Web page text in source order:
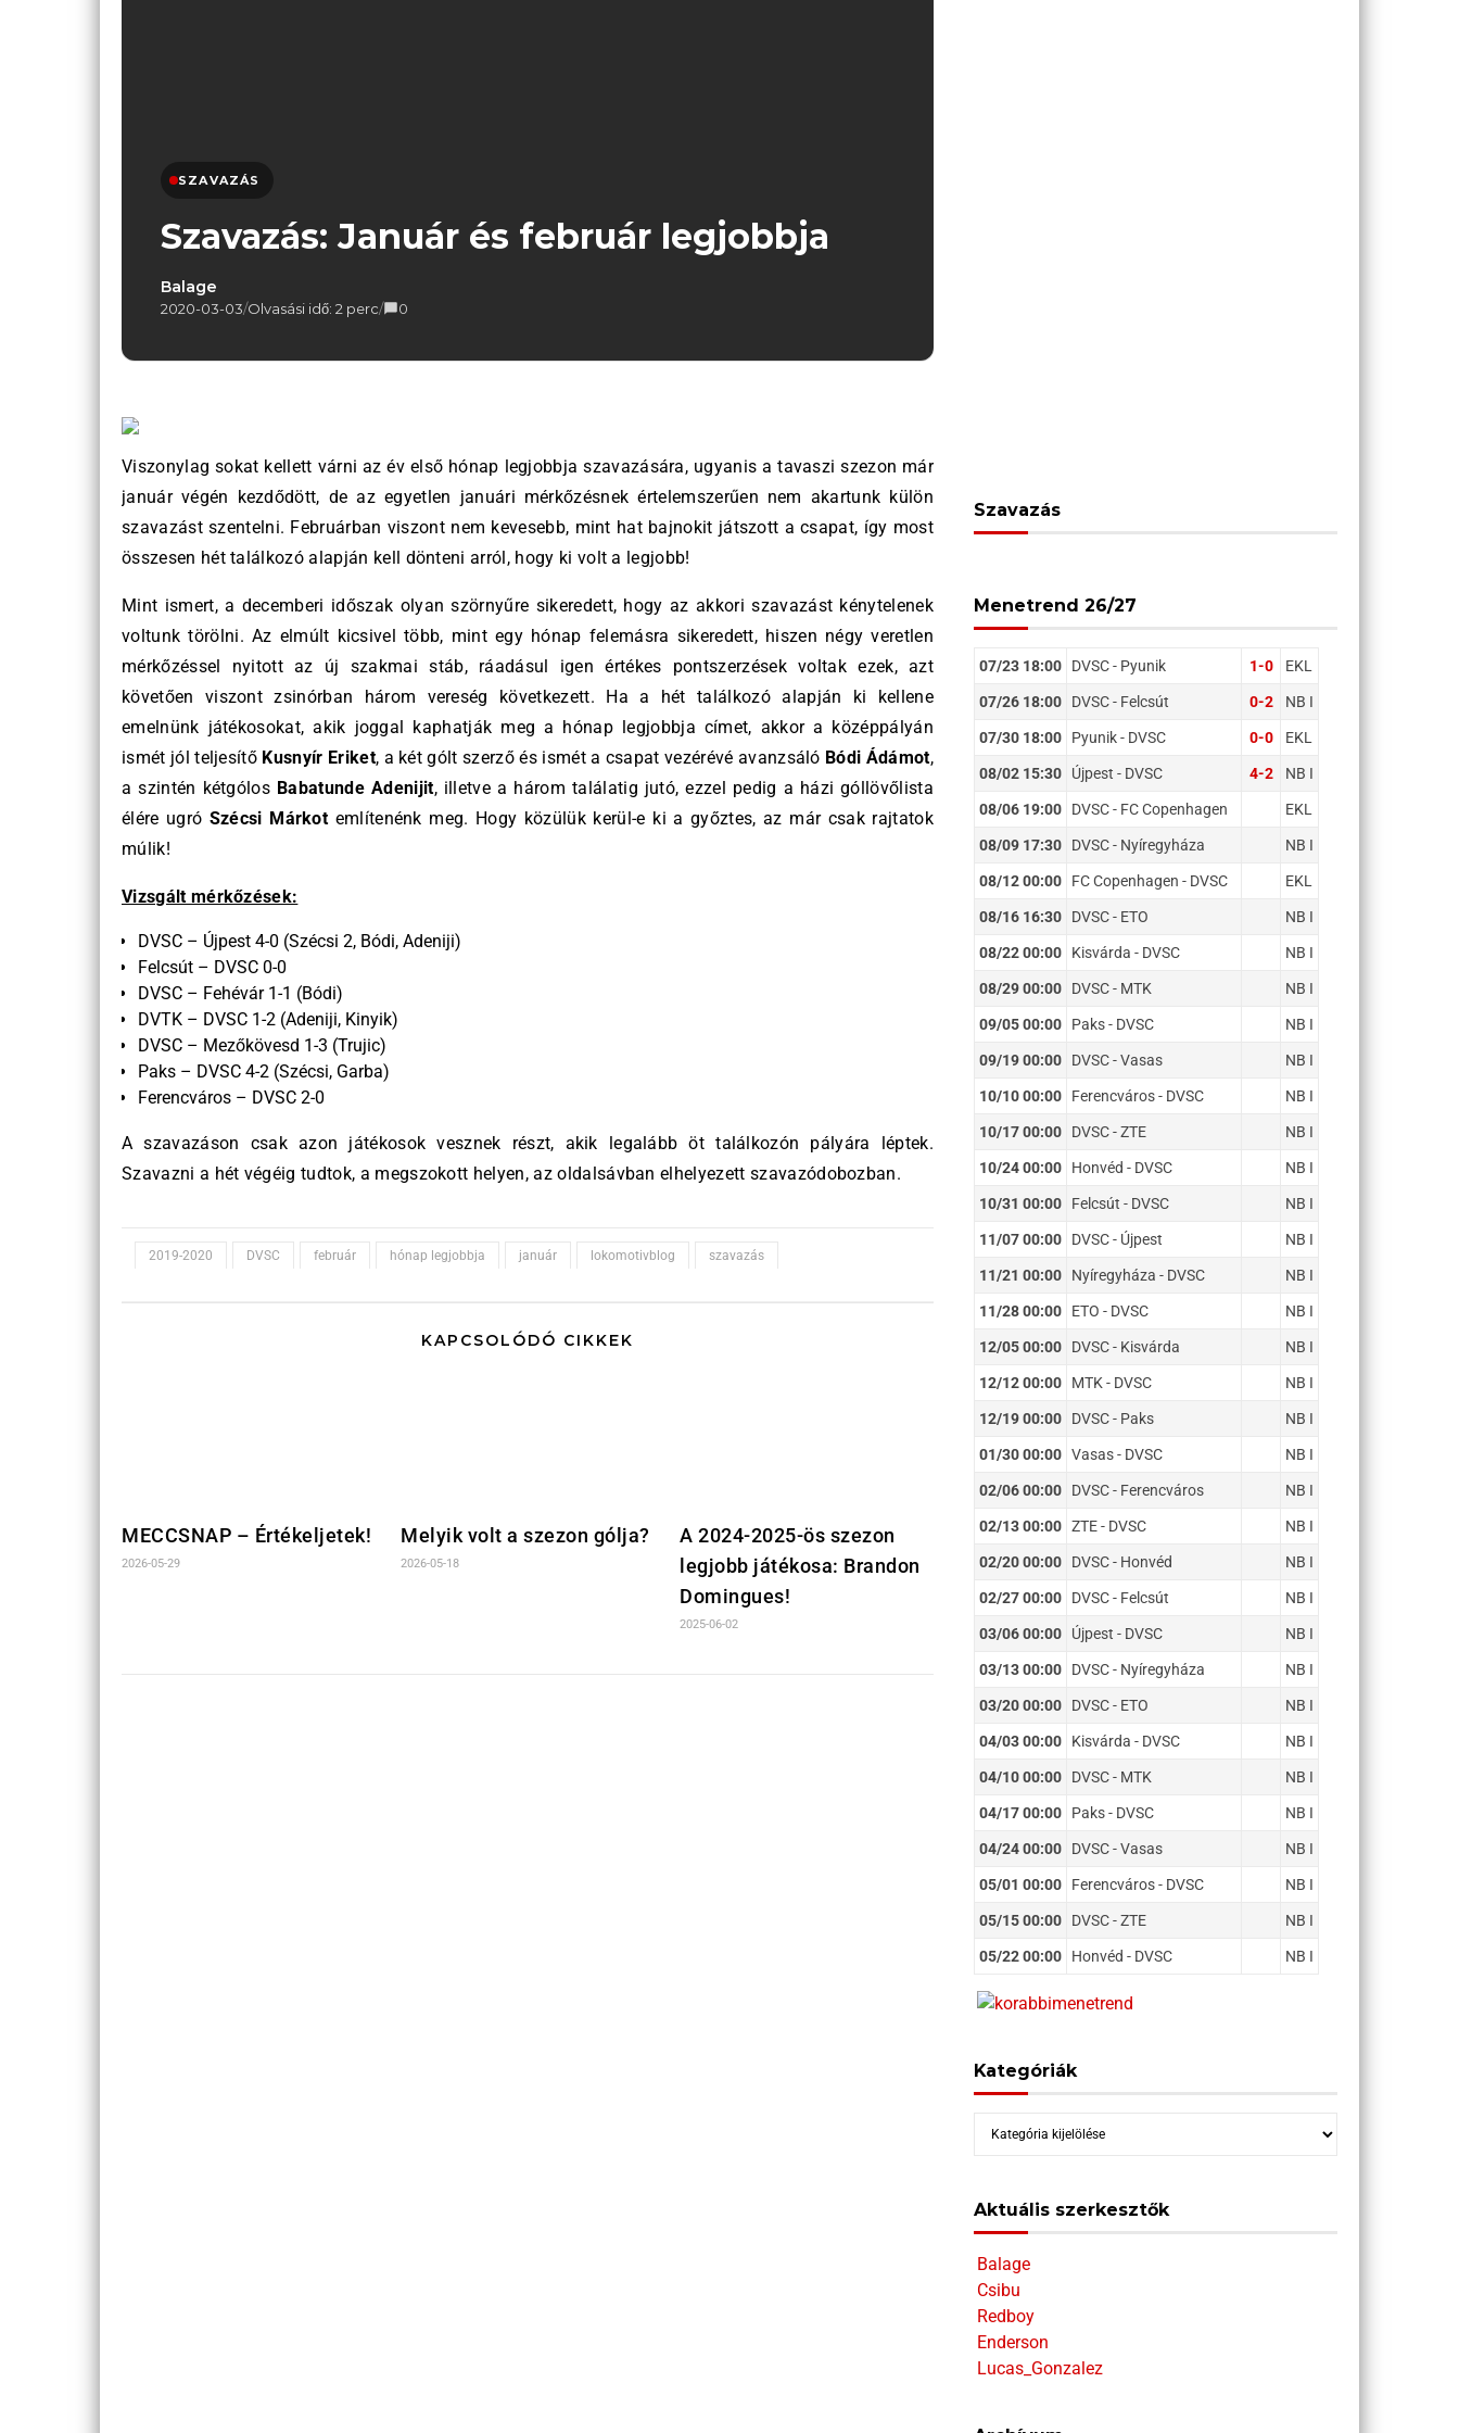
SZAVAZÁS
Szavazás: Január és február legjobbja
Balage
2020-03-03/Olvasási idő: 2 perc/ 0
Viszonylag sokat kellett várni az év első hónap legjobbja szavazására, ugyanis a tavaszi szezon már
január végén kezdődött, de az egyetlen januári mérkőzésnek értelemszerűen nem akartunk külön
szavazást szentelni. Februárban viszont nem kevesebb, mint hat bajnokit játszott a csapat, így most
összesen hét találkozó alapján kell dönteni arról, hogy ki volt a legjobb!
Mint ismert, a decemberi időszak olyan szörnyűre sikeredett, hogy az akkori szavazást kénytelenek
voltunk törölni. Az elmúlt kicsivel több, mint egy hónap felemásra sikeredett, hiszen négy veretlen
mérkőzéssel nyitott az új szakmai stáb, ráadásul igen értékes pontszerzések voltak ezek, azt
követően viszont zsinórban három vereség következett. Ha a hét találkozó alapján ki kellene
emelnünk játékosokat, akik joggal kaphatják meg a hónap legjobbja címet, akkor a középpályán
ismét jól teljesítő Kusnyír Eriket, a két gólt szerző és ismét a csapat vezérévé avanzsáló Bódi Ádámot,
a szintén kétgólos Babatunde Adenijit, illetve a három találatig jutó, ezzel pedig a házi góllövőlista
élére ugró Szécsi Márkot említenénk meg. Hogy közülük kerül-e ki a győztes, az már csak rajtatok
múlik!
Vizsgált mérkőzések:
DVSC – Újpest 4-0 (Szécsi 2, Bódi, Adeniji)
Felcsút – DVSC 0-0
DVSC – Fehévár 1-1 (Bódi)
DVTK – DVSC 1-2 (Adeniji, Kinyik)
DVSC – Mezőkövesd 1-3 (Trujic)
Paks – DVSC 4-2 (Szécsi, Garba)
Ferencváros – DVSC 2-0
A szavazáson csak azon játékosok vesznek részt, akik legalább öt találkozón pályára léptek.
Szavazni a hét végéig tudtok, a megszokott helyen, az oldalsávban elhelyezett szavazódobozban.
2019-2020 DVSC február hónap legjobbja január lokomotivblog szavazás
KAPCSOLÓDÓ CIKKEK
MECCSNAP – Értékeljetek!
2026-05-29
Melyik volt a szezon gólja?
2026-05-18
A 2024-2025-ös szezon
legjobb játékosa: Brandon
Domingues!
2025-06-02
Szavazás
Menetrend 26/27
07/23 18:00 DVSC - Pyunik 1-0 EKL
07/26 18:00 DVSC - Felcsút 0-2 NB I
07/30 18:00 Pyunik - DVSC 0-0 EKL
08/02 15:30 Újpest - DVSC 4-2 NB I
08/06 19:00 DVSC - FC Copenhagen EKL
08/09 17:30 DVSC - Nyíregyháza NB I
08/12 00:00 FC Copenhagen - DVSC EKL
08/16 16:30 DVSC - ETO NB I
08/22 00:00 Kisvárda - DVSC NB I
08/29 00:00 DVSC - MTK NB I
09/05 00:00 Paks - DVSC NB I
09/19 00:00 DVSC - Vasas NB I
10/10 00:00 Ferencváros - DVSC NB I
10/17 00:00 DVSC - ZTE NB I
10/24 00:00 Honvéd - DVSC NB I
10/31 00:00 Felcsút - DVSC NB I
11/07 00:00 DVSC - Újpest NB I
11/21 00:00 Nyíregyháza - DVSC NB I
11/28 00:00 ETO - DVSC NB I
12/05 00:00 DVSC - Kisvárda NB I
12/12 00:00 MTK - DVSC NB I
12/19 00:00 DVSC - Paks NB I
01/30 00:00 Vasas - DVSC NB I
02/06 00:00 DVSC - Ferencváros NB I
02/13 00:00 ZTE - DVSC NB I
02/20 00:00 DVSC - Honvéd NB I
02/27 00:00 DVSC - Felcsút NB I
03/06 00:00 Újpest - DVSC NB I
03/13 00:00 DVSC - Nyíregyháza NB I
03/20 00:00 DVSC - ETO NB I
04/03 00:00 Kisvárda - DVSC NB I
04/10 00:00 DVSC - MTK NB I
04/17 00:00 Paks - DVSC NB I
04/24 00:00 DVSC - Vasas NB I
05/01 00:00 Ferencváros - DVSC NB I
05/15 00:00 DVSC - ZTE NB I
05/22 00:00 Honvéd - DVSC NB I
Kategóriák
Kategóriák
Aktuális szerkesztők
Balage
Csibu
Redboy
Enderson
Lucas_Gonzalez